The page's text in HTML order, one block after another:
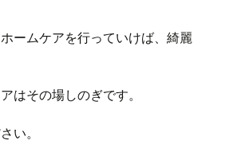
ームケアを行っていけば、綺麗
はその場しのぎです。
い。